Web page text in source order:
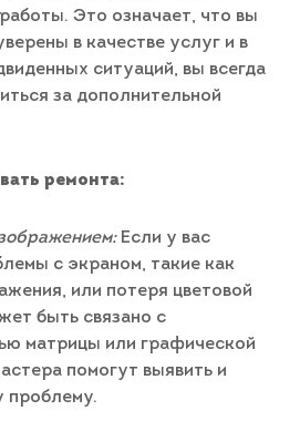
Это означает, что вы
в качестве услуг и в
ситуаций, вы всегда
за дополнительной
ремонта:
Если у вас
с экраном, такие как
или потеря цветовой
быть связано с
матрицы или графической
помогут выявить и
проблему.